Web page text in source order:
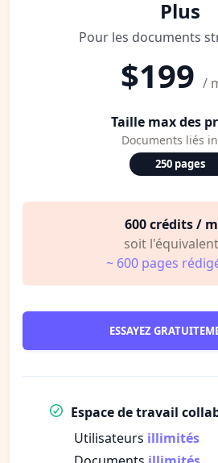
Plus
Pour les documents
$199 /
Taille max des
Documents liés
250 pages
600 crédits /
soit
~ 600 pages
ESSAYEZ
Espace de travail
Utilisateurs illimités